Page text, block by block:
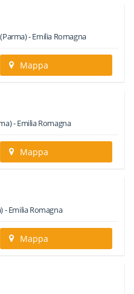
(Parma) -Emilia Romagna
Mappa
-Emilia Romagna
Mappa
-Emilia Romagna
Mappa